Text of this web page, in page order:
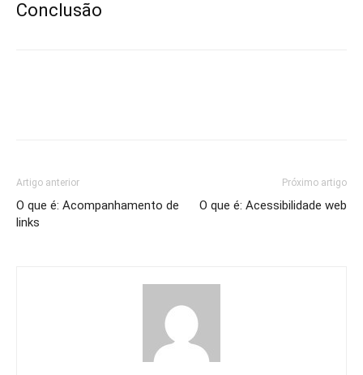
Conclusão
Artigo anterior
O que é: Acompanhamento de
links
Próximo artigo
O que é: Acessibilidade web